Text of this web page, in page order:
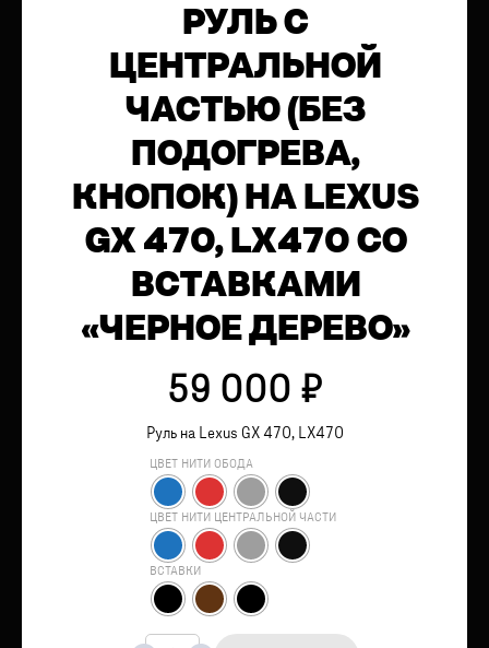
РУЛЬ C
ЦЕНТРАЛЬНОЙ
ЧАСТЬЮ (БЕЗ
ПОДОГРЕВА,
КНОПОК) НА LEXUS
GX 470, LX470 СО
ВСТАВКАМИ
«ЧЕРНОЕ ДЕРЕВО»
59 000 ₽
Руль на Lexus GX 470, LX470
ЦВЕТ НИТИ ОБОДА
ЦВЕТ НИТИ ЦЕНТРАЛЬНОЙ ЧАСТИ
ВСТАВКИ